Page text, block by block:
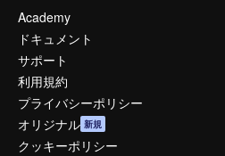
Academy
ドキュメント
サポート
利用規約
プライバシーポリシー
オリジナル 新規
クッキーポリシー